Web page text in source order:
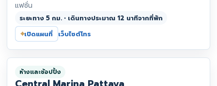
แฟชั่น
ระยะทาง 5 กม. • เดินทางประมาณ 12 นาทีจากที่พัก
⌖เปิดแผนที่ เว็บไซต์โทร
ห้างและช้อปปิ้ง